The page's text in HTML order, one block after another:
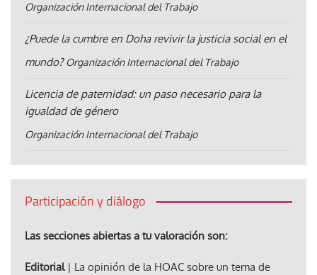
Organización Internacional del Trabajo
¿Puede la cumbre en Doha revivir la justicia social en el
mundo? Organización Internacional del Trabajo
Licencia de paternidad: un paso necesario para la
igualdad de género
Organización Internacional del Trabajo
Participación y diálogo
Las secciones abiertas a tu valoración son:
Editorial| La opinión de la HOAC sobre un tema de